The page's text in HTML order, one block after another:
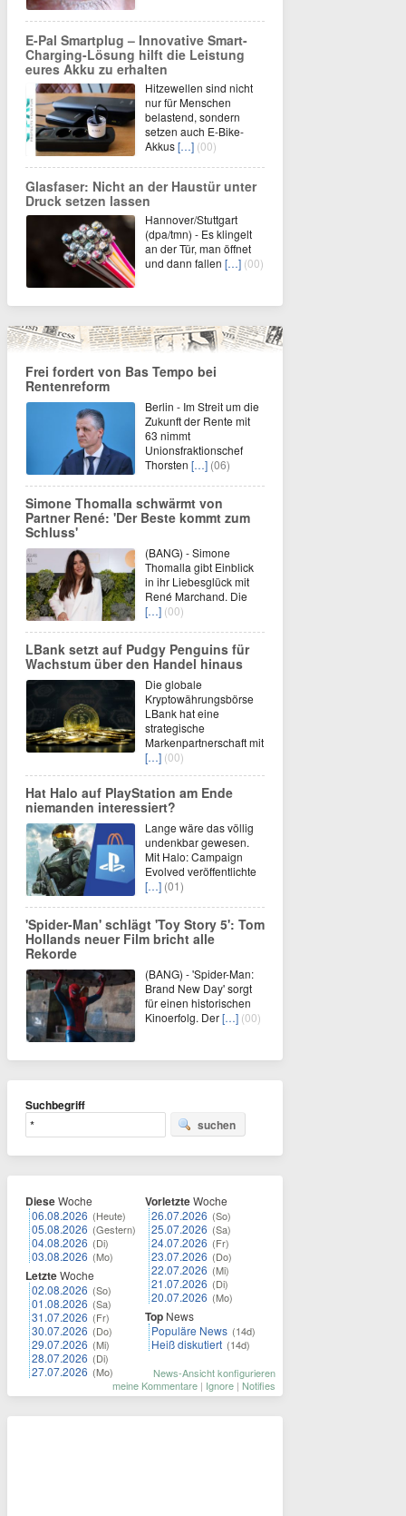
E-Pal Smartplug – Innovative Smart-
Charging-Lösung hilft die Leistung
eures Akku zu erhalten
Hitzewellen sind nicht
nur für Menschen
belastend, sondern
setzen auch E-Bike-
Akkus[…] (00)
Glasfaser: Nicht an der Haustür unter
Druck setzen lassen
Hannover/Stuttgart
(dpa/tmn) - Es klingelt
an der Tür, man öffnet
und dann fallen […] (00)
Frei fordert von Bas Tempo bei
Rentenreform
Berlin - Im Streit um die
Zukunft der Rente mit
63 nimmt
Unionsfraktionschef
Thorsten […] (06)
Simone Thomalla schwärmt von
Partner René: 'Der Beste kommt zum
Schluss'
(BANG) - Simone
Thomalla gibt Einblick
in ihr Liebesglück mit
René Marchand. Die
[…] (00)
LBank setzt auf Pudgy Penguins für
Wachstum über den Handel hinaus
Die globale
Kryptowährungsbörse
LBank hat eine
strategische
Markenpartnerschaft mit
[…] (00)
Hat Halo auf PlayStation am Ende
niemanden interessiert?
Lange wäre das völlig
undenkbar gewesen.
Mit Halo: Campaign
Evolved veröffentlichte
[…] (01)
'Spider-Man' schlägt 'Toy Story 5': Tom
Hollands neuer Film bricht alle
Rekorde
(BANG) - 'Spider-Man:
Brand New Day' sorgt
für einen historischen
Kinoerfolg. Der[…] (00)
Suchbegriff
suchen
DieseWoche
06.08.2026 (Heute)
05.08.2026 (Gestern)
04.08.2026 (Di)
03.08.2026 (Mo)
LetzteWoche
02.08.2026 (So)
01.08.2026 (Sa)
31.07.2026 (Fr)
30.07.2026 (Do)
29.07.2026 (Mi)
28.07.2026 (Di)
27.07.2026 (Mo)
VorletzteWoche
26.07.2026 (So)
25.07.2026 (Sa)
24.07.2026 (Fr)
23.07.2026 (Do)
22.07.2026 (Mi)
21.07.2026 (Di)
20.07.2026 (Mo)
Top News
Populäre News (14d)
Heiß diskutiert (14d)
News-Ansicht konfigurieren
meine Kommentare | Ignore | Notifies